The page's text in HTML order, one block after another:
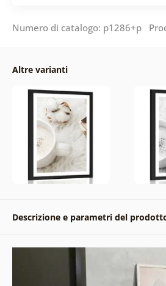
Numero di catalogo: p1286+p
Altre varianti
Descrizione e parametri del